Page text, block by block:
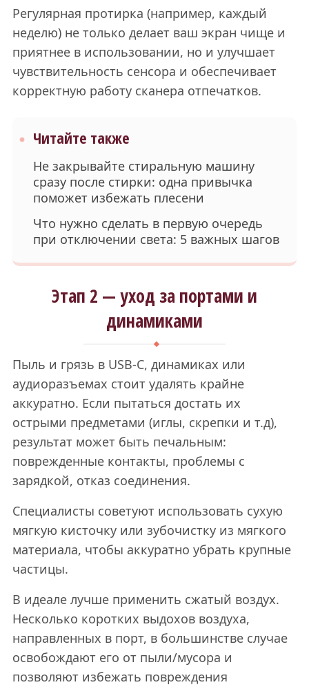
Регулярная протирка (например, каждый
неделю) не только делает ваш экран чище и
приятнее в использовании, но и улучшает
чувствительность сенсора и обеспечивает
корректную работу сканера отпечатков.
Читайте также
Не закрывайте стиральную машину
сразу после стирки: одна привычка
поможет избежать плесени
Что нужно сделать в первую очередь
при отключении света: 5 важных шагов
Этап 2 — уход за портами и
динамиками
Пыль и грязь в USB-С, динамиках или
аудиоразъемах стоит удалять крайне
аккуратно. Если пытаться достать их
острыми предметами (иглы, скрепки и т.д),
результат может быть печальным:
поврежденные контакты, проблемы с
зарядкой, отказ соединения.
Специалисты советуют использовать сухую
мягкую кисточку или зубочистку из мягкого
материала, чтобы аккуратно убрать крупные
частицы.
В идеале лучше применить сжатый воздух.
Несколько коротких выдохов воздуха,
направленных в порт, в большинстве случае
освобождают его от пыли/мусора и
позволяют избежать повреждения